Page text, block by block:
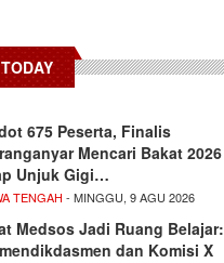
TODAY
675 Peserta, Finalis
Mencari Bakat 2026
Unjuk Gigi…
TENGAH - MINGGU, 9 AGU 2026
Medsos Jadi Ruang Belajar:
dan Komisi X